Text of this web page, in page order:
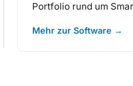
Portfolio rund um
Mehr zur Software →